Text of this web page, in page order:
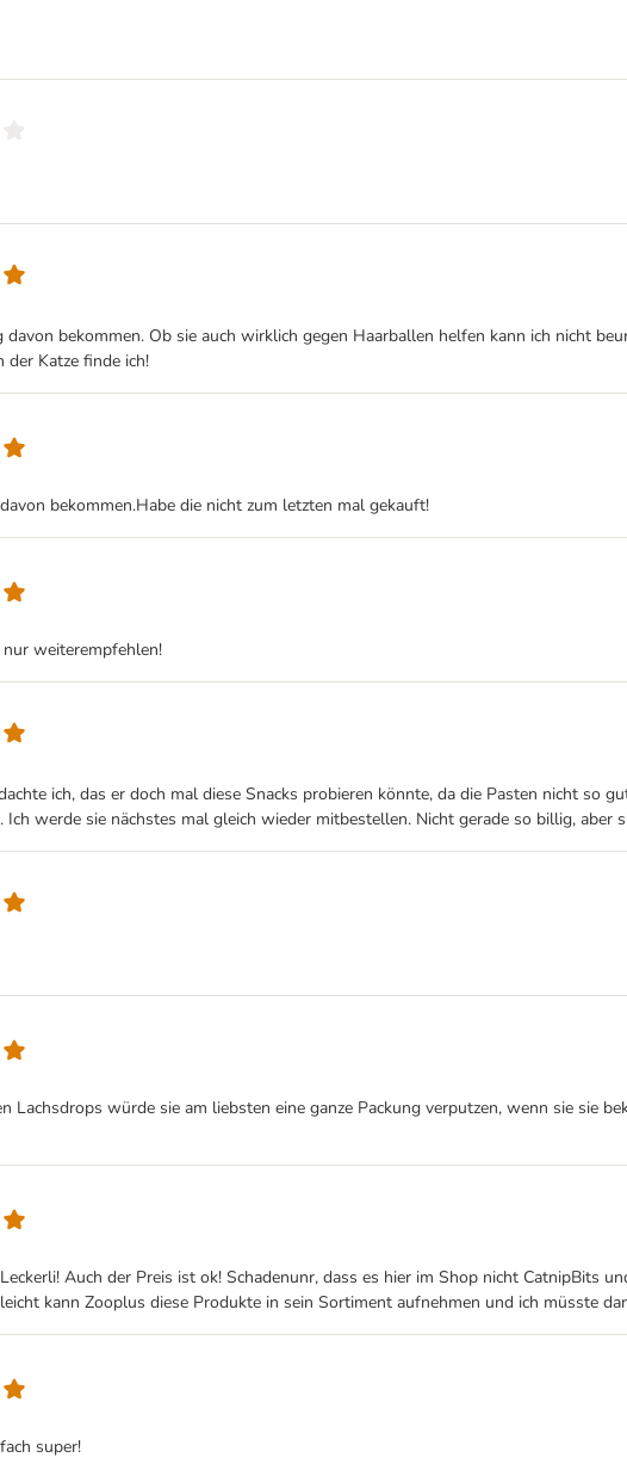
bekommen. Ob sie auch wirklich gegen Haarballen helfen kann ich nicht
Katze finde ich!
bekommen.Habe die nicht zum letzten mal gekauft!
weiterempfehlen!
ich, das er doch mal diese Snacks probieren könnte, da die Pasten nicht so
werde sie nächstes mal gleich wieder mitbestellen. Nicht gerade so billig, aber
Lachsdrops würde sie am liebsten eine ganze Packung verputzen, wenn sie sie
Auch der Preis ist ok! Schadenunr, dass es hier im Shop nicht CatnipBits
kann Zooplus diese Produkte in sein Sortiment aufnehmen und ich müsste
super!